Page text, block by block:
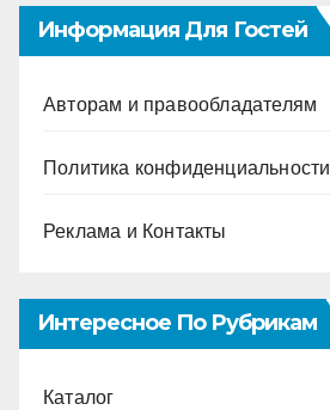
Информация Для Гостей
Авторам и правообладателям
Политика конфиденциальности
Реклама и Контакты
Интересное По Рубрикам
Каталог